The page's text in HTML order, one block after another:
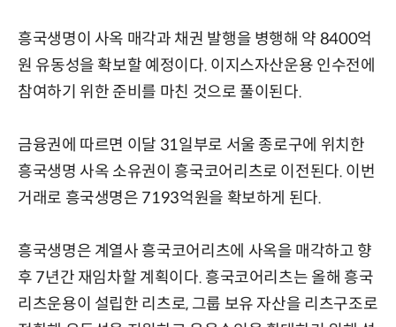
흥국생명이 사옥 매각과 채권 발행을 병행해 약 8400억
원 유동성을 확보할 예정이다. 이지스자산운용 인수전에
참여하기 위한 준비를 마친 것으로 풀이된다.
금융권에 따르면 이달 31일부로 서울 종로구에 위치한
흥국생명 사옥 소유권이 흥국코어리츠로 이전된다. 이번
거래로 흥국생명은 7193억원을 확보하게 된다.
흥국생명은 계열사 흥국코어리츠에 사옥을 매각하고 향
후 7년간 재임차할 계획이다. 흥국코어리츠는 올해 흥국
리츠운용이 설립한 리츠로, 그룹 보유 자산을 리츠구조로